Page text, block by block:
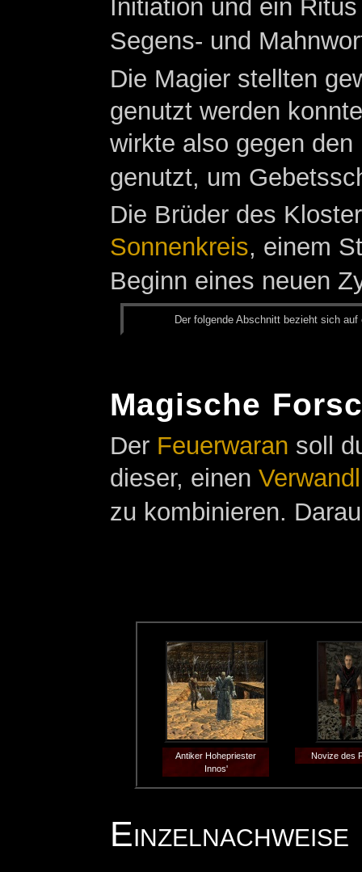
Initiation und ein
Segens- und
Die Magier stellten
genutzt werden
wirkte also gegen
genutzt, um
Die Brüder des
Sonnenkreis, einem
Beginn eines neuen
Der fol­gen­de Ab­schnitt be­zieht sich
Magische
Der Feuerwaran soll
dieser, einen
zu kombinieren.
Antiker Hohepriester
Innos'
Novize des
Einzelnachweise